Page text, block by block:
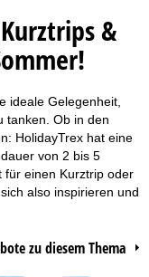
&
ideale Gelegenheit,
tanken. Ob in den
HolidayTrex hat eine
von 2 bis 5
für einen Kurztrip oder
also inspirieren und
zu diesem Thema